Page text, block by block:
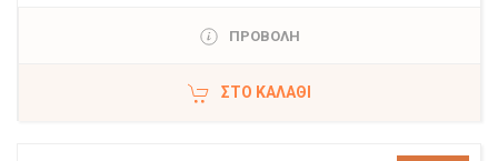
ΠΡΟΒΟΛΗ
ΣΤΟ ΚΑΛΆΘΙ